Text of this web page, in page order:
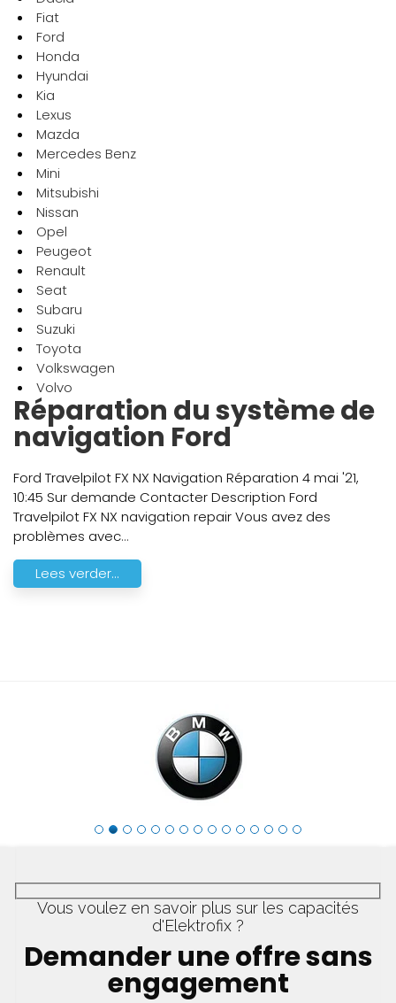
Fiat
Ford
Honda
Hyundai
Kia
Lexus
Mazda
Mercedes Benz
Mini
Mitsubishi
Nissan
Opel
Peugeot
Renault
Seat
Subaru
Suzuki
Toyota
Volkswagen
Volvo
Réparation du système de
navigation Ford
Ford Travelpilot FX NX Navigation Réparation 4 mai '21,
10:45 Sur demande Contacter Description Ford
Travelpilot FX NX navigation repair Vous avez des
problèmes avec...
Lees verder...
Vous voulez en savoir plus sur les capacités
d'Elektrofix ?
Demander une offre sans
engagement